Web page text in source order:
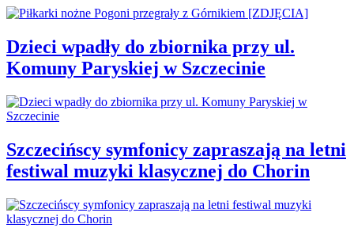
Dzieci wpadły do zbiornika przy ul.
Komuny Paryskiej w Szczecinie
Szczecińscy symfonicy zapraszają na letni
festiwal muzyki klasycznej do Chorin